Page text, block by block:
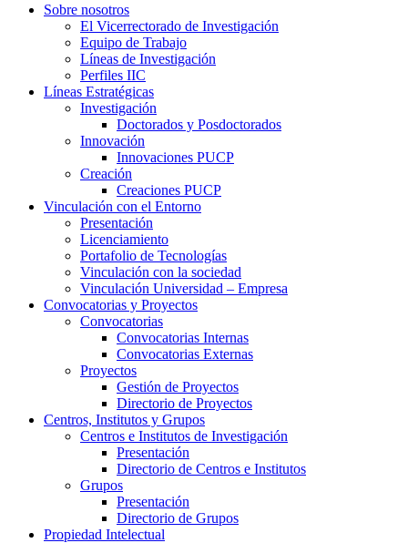
Sobre nosotros
El Vicerrectorado de Investigación
Equipo de Trabajo
Líneas de Investigación
Perfiles IIC
Líneas Estratégicas
Investigación
Doctorados y Posdoctorados
Innovación
Innovaciones PUCP
Creación
Creaciones PUCP
Vinculación con el Entorno
Presentación
Licenciamiento
Portafolio de Tecnologías
Vinculación con la sociedad
Vinculación Universidad – Empresa
Convocatorias y Proyectos
Convocatorias
Convocatorias Internas
Convocatorias Externas
Proyectos
Gestión de Proyectos
Directorio de Proyectos
Centros, Institutos y Grupos
Centros e Institutos de Investigación
Presentación
Directorio de Centros e Institutos
Grupos
Presentación
Directorio de Grupos
Propiedad Intelectual